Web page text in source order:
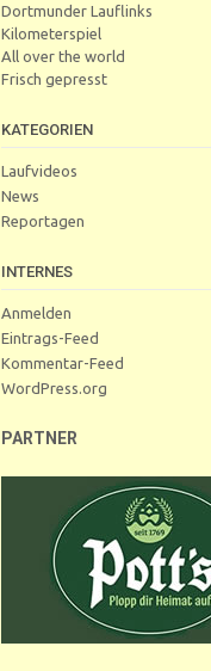
Dortmunder Lauflinks
Kilometerspiel
All over the world
Frisch gepresst
KATEGORIEN
Laufvideos
News
Reportagen
INTERNES
Anmelden
Eintrags-Feed
Kommentar-Feed
WordPress.org
PARTNER